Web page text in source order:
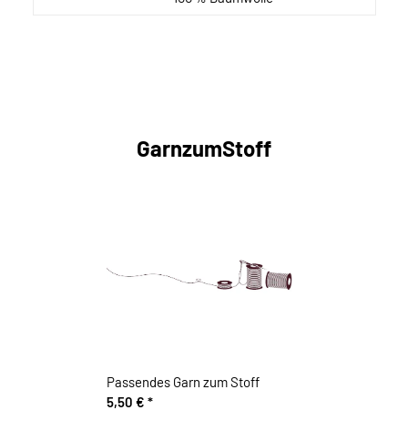
GarnzumStoff
Passendes Garn zum Stoff
5,50 € *